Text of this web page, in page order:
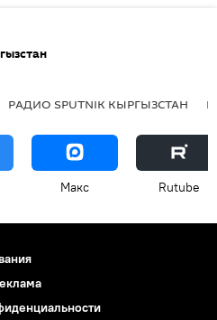
РАДИО SPUTNIK КЫРГЫЗСТАН
Макс Rutube